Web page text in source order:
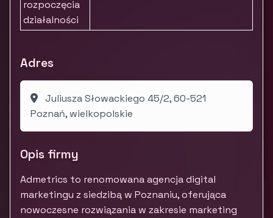
rozpoczęcia
działalności
Adres
Juliusza Słowackiego 45/2, 60-521
Poznań, wielkopolskie
Opis firmy
Admetrics to renomowana agencja digital
marketingu z siedzibą w Poznaniu, oferująca
nowoczesne rozwiązania w zakresie marketing